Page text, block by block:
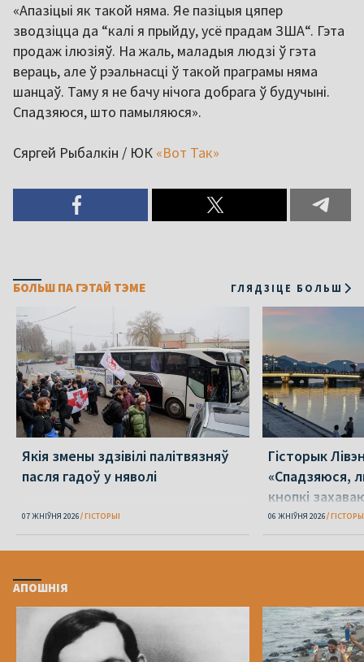
«Апазіцыі як такой няма. Яе пазіцыя цяпер
зводзіцца да “калі я прыйду, усё прадам ЗША“. Гэта
продаж ілюзіяў. На жаль, маладыя людзі ў гэта
вераць, але ў рэальнасці ў такой праграмы няма
шанцаў. Таму я не бачу нічога добрага ў будучыні.
Спадзяюся, што памыляюся».
Сяргей Рыбалкін / ЮК «Вот Так»
БОЛЬШ ПА ГЭТАЙ ТЭМЕ ГЛЯДЗІЦЕ БОЛЬШ
Якія змены здзівілі палітвязняў
пасля гадоў у няволі
07 ЖНІЎНЯ 2026 ГІСТОРЫІ
Гісторык
«Спадзяюся,
кнопкі
розум»
06 ЖНІЎНЯ 2026
АПОШНІЯ